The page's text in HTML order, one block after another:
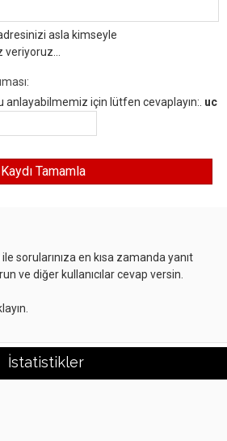
asla kimseyle
anlayabilmemiz için lütfen cevaplayın:. uc
sorularınıza en kısa zamanda yanıt
ve diğer kullanıcılar cevap versin.
İstatistikler